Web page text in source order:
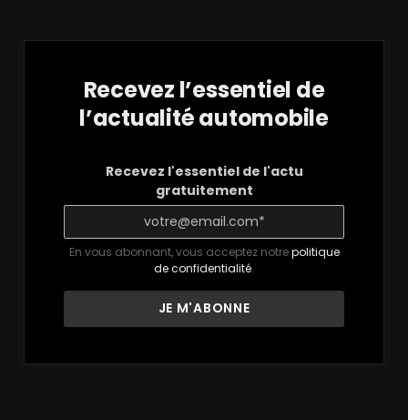
Recevez l’essentiel de
l’actualité automobile
Recevez l'essentiel de l'actu
gratuitement
En vous abonnant, vous acceptez notrepolitique
de confidentialité.